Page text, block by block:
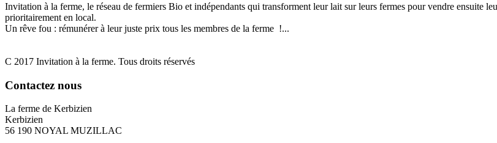
Invitation à la ferme, le réseau de fermiers Bio et indépendants qui transforment leur lait sur leurs fermes pour vendre ensuite
prioritairement en local.
Un rêve fou : rémunérer à leur juste prix tous les membres de la ferme !...
C 2017 Invitation à la ferme. Tous droits réservés
Contactez nous
La ferme de Kerbizien
Kerbizien
56 190 NOYAL MUZILLAC